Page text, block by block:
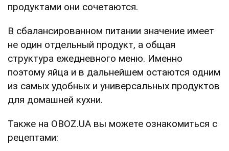
продуктами они сочетаются.
В сбалансированном питании значение имеет
не один отдельный продукт, а общая
структура ежедневного меню. Именно
поэтому яйца и в дальнейшем остаются одним
из самых удобных и универсальных продуктов
для домашней кухни.
Также на OBOZ.UA вы можете ознакомиться с
рецептами: